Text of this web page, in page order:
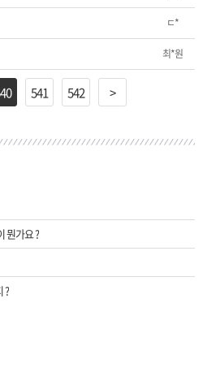
ㄷ*
최*원
541 542 >
뭔가요 ?
?